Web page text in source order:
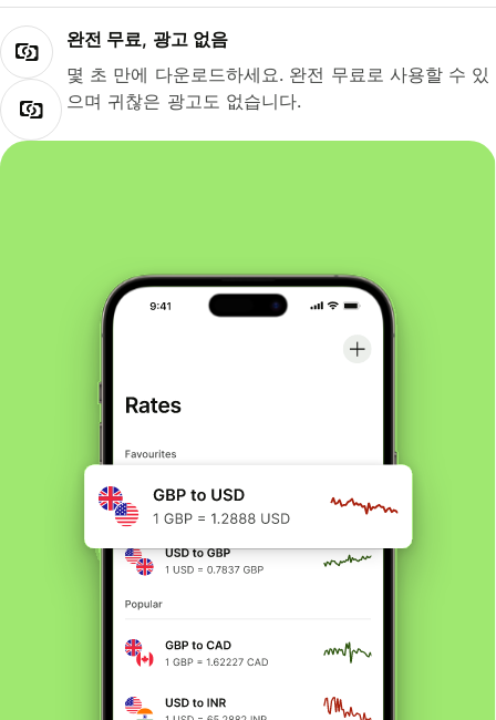
완전 무료, 광고 없음
몇 초 만에 다운로드하세요. 완전 무료로 사용할 수 있
으며 귀찮은 광고도 없습니다.